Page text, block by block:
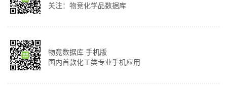
关注：物竞化学品数据库
物竟数据库 手机版
国内首款化工类专业手机应用